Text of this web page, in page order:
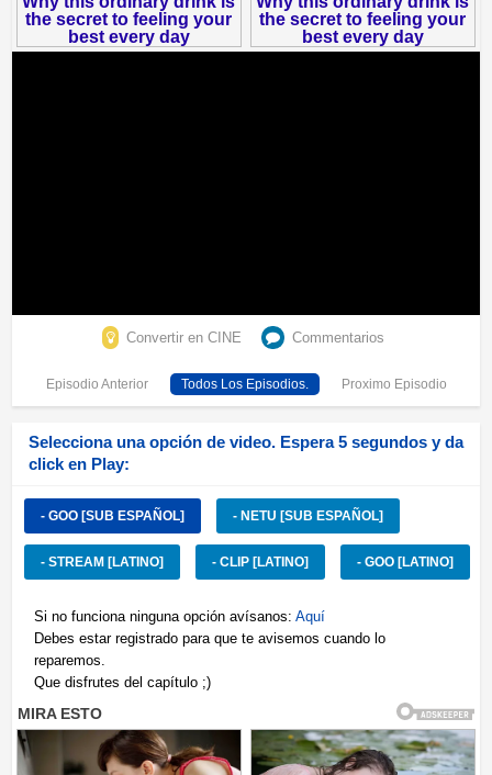
Convertir en CINE Commentarios
Episodio Anterior Todos Los Episodios. Proximo Episodio
Selecciona una opción de video. Espera 5 segundos y da
click en Play:
- GOO [SUB ESPAÑOL] - NETU [SUB ESPAÑOL]
- STREAM [LATINO] - CLIP [LATINO] - GOO [LATINO]
Si no funciona ninguna opción avísanos: Aquí
Debes estar registrado para que te avisemos cuando lo
reparemos.
Que disfrutes del capítulo ;)